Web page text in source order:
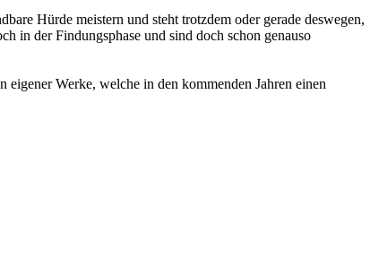
Hürde meistern und steht trotzdem oder gerade deswegen,
in der Findungsphase und sind doch schon genauso
Werke, welche in den kommenden Jahren einen